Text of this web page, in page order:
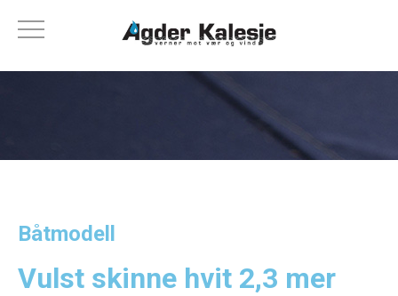
Båtmodell
Vulst skinne hvit 2,3 mer